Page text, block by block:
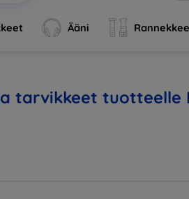
Ääni
tarvikkeet tuotteelle